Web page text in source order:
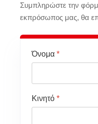
Συμπληρώστε την
εκπρόσωπος μας, θα
Όνομα *
Κινητό *